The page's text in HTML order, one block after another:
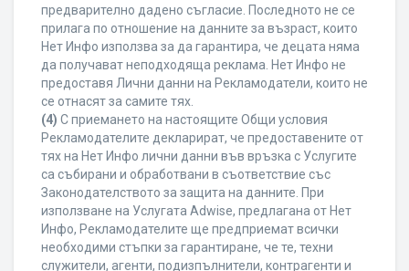
предварително дадено съгласие. Последното не се
прилага по отношение на данните за възраст, които
Нет Инфо използва за да гарантира, че децата няма
да получават неподходяща реклама. Нет Инфо не
предоставя Лични данни на Рекламодатели, които не
се отнасят за самите тях.
(4) С приемането на настоящите Общи условия
Рекламодателите декларират, че предоставените от
тях на Нет Инфо лични данни във връзка с Услугите
са събирани и обработвани в съответствие със
Законодателството за защита на данните. При
използване на Услугата Adwise, предлагана от Нет
Инфо, Рекламодателите ще предприемат всички
необходими стъпки за гарантиране, че те, техни
служители, агенти, подизпълнители, контрагенти и